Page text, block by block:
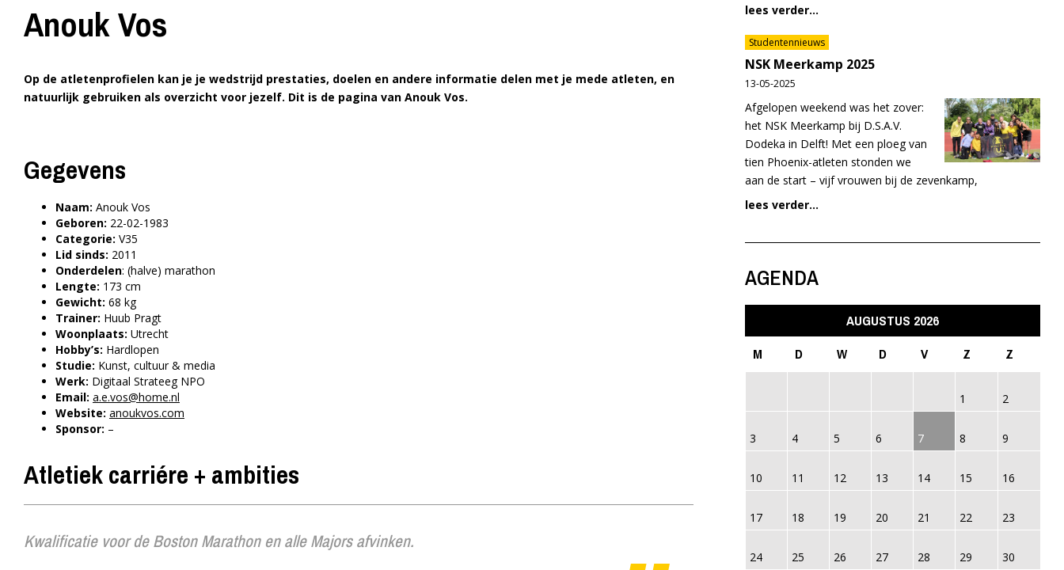
Anouk Vos
Op de atletenprofielen kan je je wedstrijd prestaties, doelen en andere informatie delen met je mede atleten, en
natuurlijk gebruiken als overzicht voor jezelf. Dit is de pagina van Anouk Vos.
Gegevens
Naam: Anouk Vos
Geboren: 22-02-1983
Categorie: V35
Lid sinds: 2011
Onderdelen: (halve) marathon
Lengte: 173 cm
Gewicht: 68 kg
Trainer: Huub Pragt
Woonplaats: Utrecht
Hobby’s: Hardlopen
Studie: Kunst, cultuur & media
Werk: Digitaal Strateeg NPO
Email: a.e.vos@home.nl
Website: anoukvos.com
Sponsor: –
Atletiek carriére + ambities
Kwalificatie voor de Boston Marathon en alle Majors afvinken.
lees verder...
Studentennieuws
NSK Meerkamp 2025
13-05-2025
Afgelopen weekend was het zover:
het NSK Meerkamp bij D.S.A.V.
Dodeka in Delft! Met een ploeg van
tien Phoenix-atleten stonden we
aan de start – vijf vrouwen bij de zevenkamp,
lees verder...
AGENDA
AUGUSTUS 2026
M
D W D V Z Z
1 2
3 4 5 6 7 8 9
10 11 12 13 14 15 16
17 18 19 20 21 22 23
24 25 26 27 28 29 30